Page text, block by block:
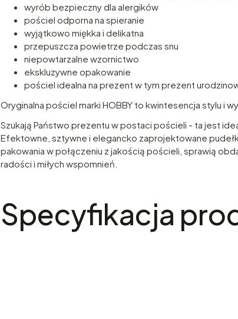
wyrób bezpieczny dla alergików
pościel odporna na spieranie
wyjątkowo miękka i delikatna
przepuszcza powietrze podczas snu
niepowtarzalne wzornictwo
ekskluzywne opakowanie
pościel idealna na prezent w tym prezent
Oryginalna pościel marki HOBBY to kwintesencja stylu i
Szukają Państwo prezentu w postaci pościeli - ta jest
Efektowne, sztywne i elegancko zaprojektowane
pakowania w połączeniu z jakością pościeli, sprawią
radości i miłych wspomnień.
Specyfikacja